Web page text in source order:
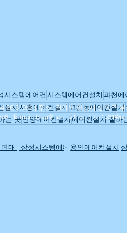
에어컨설치 | 삼성시스템에어컨설치 | 이
시스템에어컨 시스템에어컨설치 과천에
설치시흥에어컨설치 고잔동에어컨설치
는 곳안양에어컨설치에어컨설치 잘하
컨
매 | 삼성시스템에어컨설치 | 이전설치
용인에어컨설치|
26-31903 |주소: 경기도 안산시 상록구
|E-mail.tssa@hanmail.net/